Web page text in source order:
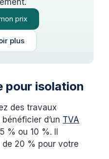
prix
plus
pour isolation
des travaux
d’un TVA
% ou 10 %. Il
20 % pour votre